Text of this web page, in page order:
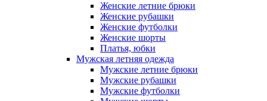
Женские летние брюки
Женские рубашки
Женские футболки
Женские шорты
Платья, юбки
Мужская летняя одежда
Мужские летние брюки
Мужские рубашки
Мужские футболки